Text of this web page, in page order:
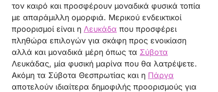
τον καιρό και προσφέρουν μοναδικά φυσικά τοπία
με απαράμιλλη ομορφιά. Μερικού ενδεικτικοί
προορισμοί είναι η Λευκάδα που προσφέρει
πληθώρα επιλογών για σκάφη προς ενοικίαση
αλλά και μοναδικά μέρη όπως τα Σύβοτα
Λευκάδας, μία φυσική μαρίνα που θα λατρέψετε.
Ακόμη τα Σύβοτα Θεσπρωτίας και η Πάργα
αποτελούν ιδιαίτερα δημοφιλής προορισμούς για